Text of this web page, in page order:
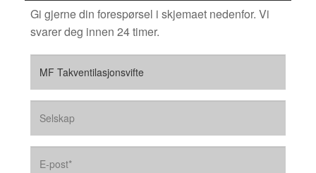
Gi gjerne din forespørsel i skjemaet nedenfor. Vi
svarer deg innen 24 timer.